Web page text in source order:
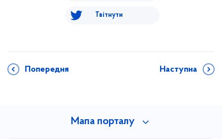
Твітнути
Попередня Наступна
Мапа порталу